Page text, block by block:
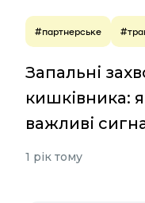
#партнерське
Запальні
кишківника:
важливі
1 рік тому